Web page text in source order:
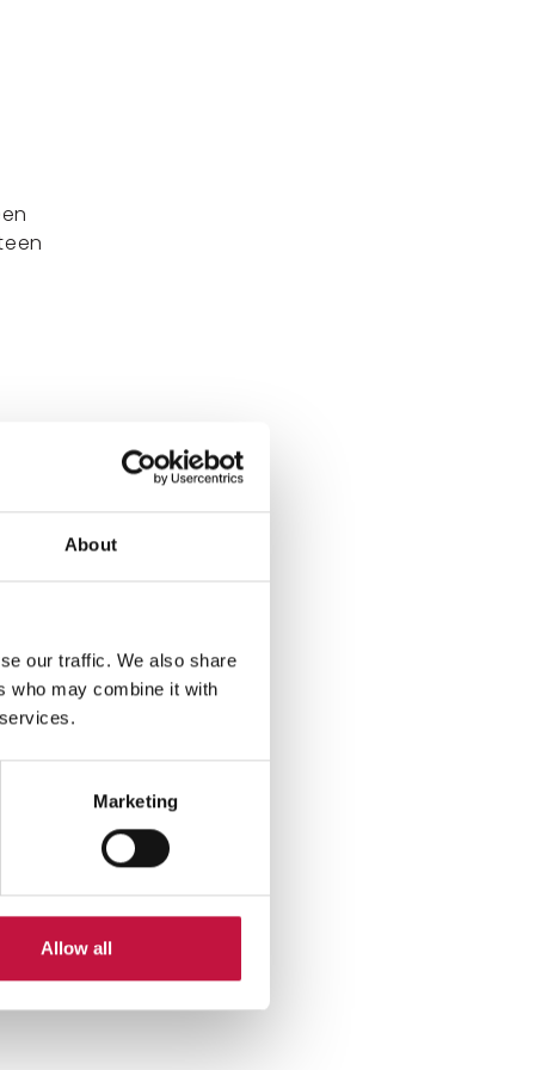
About
our traffic. We also share
who may combine it with
Marketing
Allow all
ei